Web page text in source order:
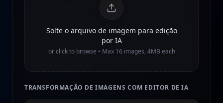
Solte o arquivo de imagem para edição
por IA
or click to browse • Max 16images, 4MB each
TRANSFORMAÇÃO DE IMAGENS COM EDITOR DE IA